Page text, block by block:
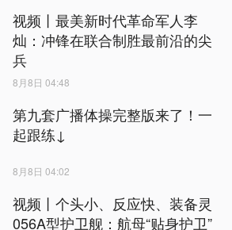
视频丨最美新时代革命军人李
灿：冲锋在联合制胜最前沿的尖
兵
8月8日 04:48
第九套广播体操完整版来了！一
起跟练↓
8月8日 04:02
视频丨个头小、反应快、装备灵
056A型护卫舰：航母“贴身护卫”